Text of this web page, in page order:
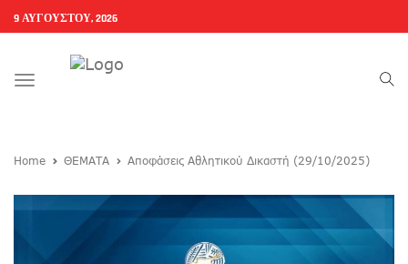
9 ΑΥΓΟΎΣΤΟΥ, 2026
Toggle
Home ΘΕΜΑΤΑ Αποφάσεις Αθλητικού Δικαστή (29/10/2025)